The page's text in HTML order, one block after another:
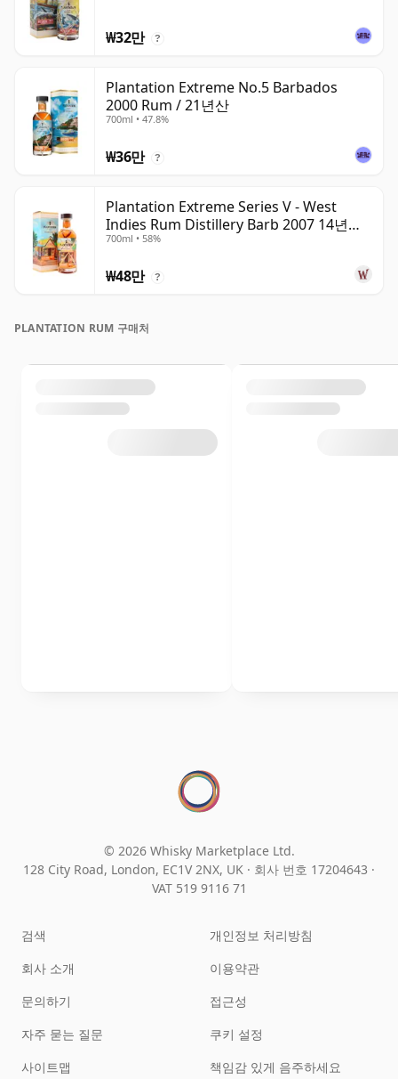
₩32만 ?
Plantation Extreme No.5 Barbados
2000 Rum / 21년산
700ml • 47.8%
₩36만 ?
Plantation Extreme Series V - West
Indies Rum Distillery Barb 2007 14년산
Rum
700ml • 58%
₩48만 ?
PLANTATION RUM 구매처
© 2026 Whisky Marketplace Ltd.
128 City Road, London, EC1V 2NX, UK · 회사 번호 17204643 ·
VAT 519 9116 71
검색
회사 소개
문의하기
자주 묻는 질문
사이트맵
개인정보 처리방침
이용약관
접근성
쿠키 설정
책임감 있게 음주하세요